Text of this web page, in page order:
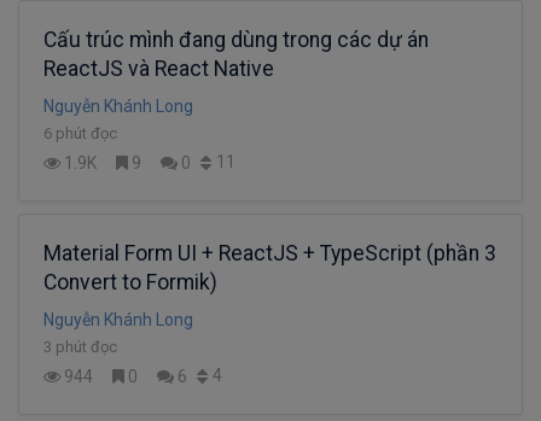
Cấu trúc mình đang dùng trong các dự án
ReactJS và React Native
Nguyễn Khánh Long
6 phút đọc
1.9K 9 0 11
Material Form UI + ReactJS + TypeScript (phần 3
Convert to Formik)
Nguyễn Khánh Long
3 phút đọc
944 0 6 4